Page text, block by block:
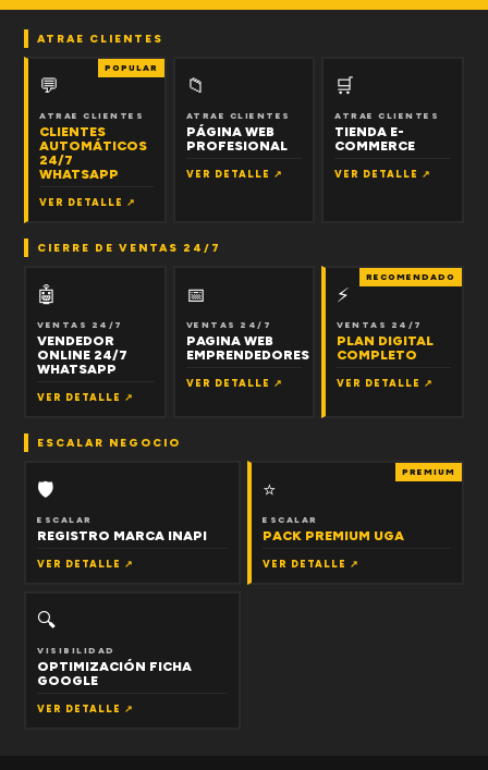
ATRAE CLIENTES
POPULAR
💬
ATRAE CLIENTES
CLIENTES
AUTOMÁTICOS
24/7
WHATSAPP
VER DETALLE ↗
📁
ATRAE CLIENTES
PÁGINA WEB
PROFESIONAL
VER DETALLE ↗
🛒
ATRAE CLIENTES
TIENDA E-
COMMERCE
VER DETALLE ↗
CIERRE DE VENTAS 24/7
🤖
VENTAS 24/7
VENDEDOR
ONLINE 24/7
WHATSAPP
VER DETALLE ↗
📅
VENTAS 24/7
PAGINA WEB
EMPRENDEDORES
VER DETALLE ↗
RECOMENDADO
⚡
VENTAS 24/7
PLAN DIGITAL
COMPLETO
VER DETALLE ↗
ESCALAR NEGOCIO
🛡
ESCALAR
REGISTRO MARCA INAPI
VER DETALLE ↗
PREMIUM
⭐
ESCALAR
PACK PREMIUM UGA
VER DETALLE ↗
🔍
VISIBILIDAD
OPTIMIZACIÓN FICHA
GOOGLE
VER DETALLE ↗